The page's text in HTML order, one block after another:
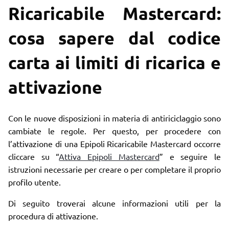
Ricaricabile Mastercard:
cosa sapere dal codice
carta ai limiti di ricarica e
attivazione
Con le nuove disposizioni in materia di antiriciclaggio sono
cambiate le regole. Per questo, per procedere con
l’attivazione di una Epipoli Ricaricabile Mastercard occorre
cliccare su “Attiva Epipoli Mastercard” e seguire le
istruzioni necessarie per creare o per completare il proprio
profilo utente.
Di seguito troverai alcune informazioni utili per la
procedura di attivazione.